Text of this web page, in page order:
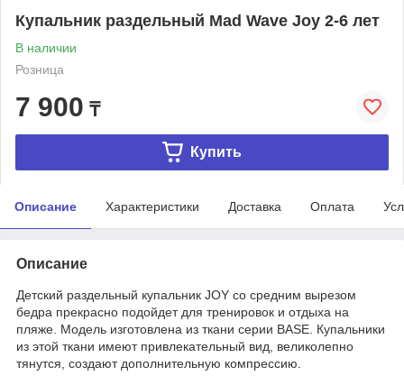
Купальник раздельный Mad Wave Joy 2-6 лет
В наличии
Розница
7 900 ₸
Купить
Описание Характеристики Доставка Оплата
Описание
Детский раздельный купальник JOY со средним вырезом
бедра прекрасно подойдет для тренировок и отдыха на
пляже. Модель изготовлена из ткани серии BASE. Купальники
из этой ткани имеют привлекательный вид, великолепно
тянутся, создают дополнительную компрессию.